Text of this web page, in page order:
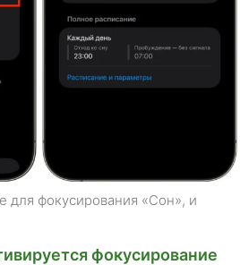
для фокусирования «Сон», и
фокусирование